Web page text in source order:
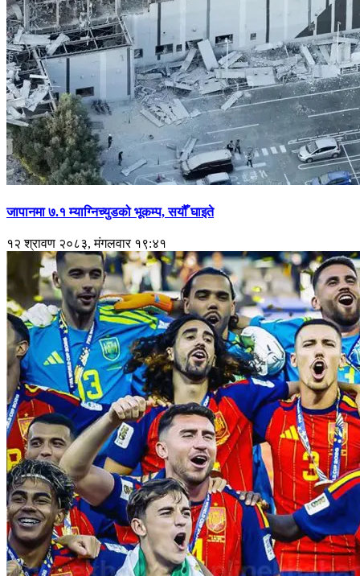
जापानमा ७.१ म्याग्निच्युडको भूकम्प, सयौँ घाइते
१२ श्रावण २०८३, मंगलवार १९:४१